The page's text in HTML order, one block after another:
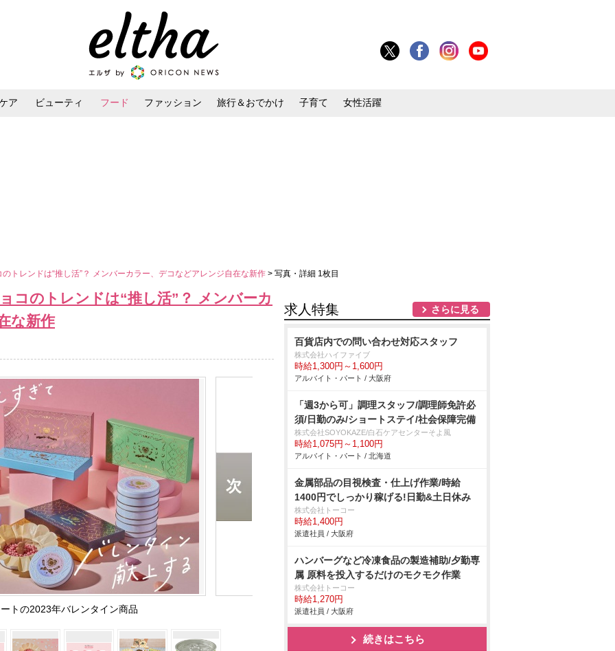
ア ビューティ フード ファッション 旅行＆おでかけ 子育て 女性活躍
トレンドは“推し活”？ メンバーカラー、デコなどアレンジ自在な新作 > 写真・詳細 1枚目
コのトレンドは“推し活”？ メンバーカ
な新作
トの2023年バレンタイン商品
求人特集 さらに見る
百貨店内での問い合わせ対応スタッフ
株式会社ハイファイブ
時給1,300円～1,600円
アルバイト・パート / 大阪府
「週3から可」調理スタッフ/調理師免許必
須/日勤のみ/ショートステイ/社会保障完備
株式会社SOYOKAZE/白石ケアセンターそよ風
時給1,075円～1,100円
アルバイト・パート / 北海道
金属部品の目視検査・仕上げ作業/時給
1400円でしっかり稼げる!日勤&土日休み
株式会社トーコー
時給1,400円
派遣社員 / 大阪府
ハンバーグなど冷凍食品の製造補助/夕勤専
属 原料を投入するだけのモクモク作業
株式会社トーコー
時給1,270円
派遣社員 / 大阪府
続きはこちら